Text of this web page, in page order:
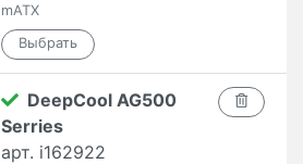
mATX
DeepCool AG500
Serries
арт. i162922